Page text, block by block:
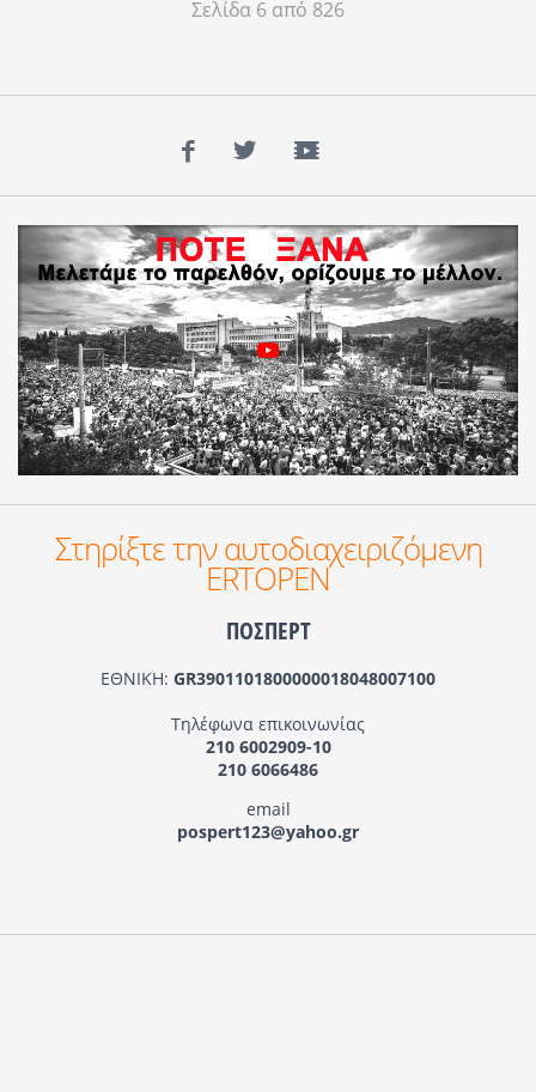
Σελίδα 6 από 826
Facebook
TwitterYouTube
Στηρίξτε την αυτοδιαχειριζόμενη
ERTOPEN
ΠΟΣΠΕΡΤ
ΕΘΝΙΚΗ: GR3901101800000018048007100
Τηλέφωνα επικοινωνίας
210 6002909-10
210 6066486
email
pospert123@yahoo.gr